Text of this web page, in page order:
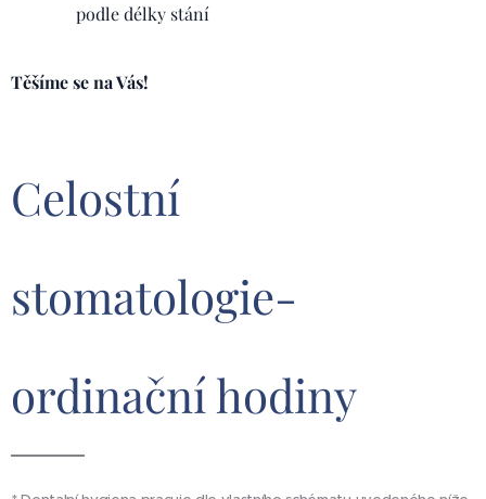
podle délky stání
Těšíme se na Vás!
Celostní
stomatologie-
ordinační hodiny